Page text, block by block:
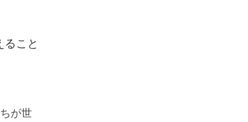
こと
が世